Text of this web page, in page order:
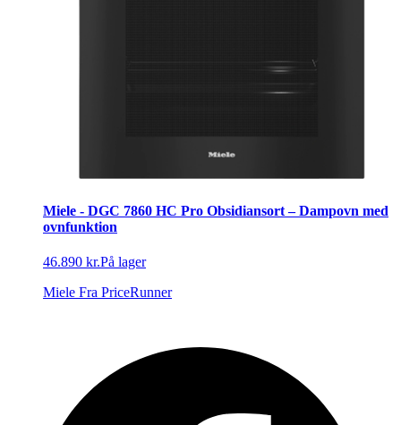
Miele - DGC 7860 HC Pro Obsidiansort – Dampovn med
ovnfunktion
46.890 kr.På lager
Miele Fra PriceRunner